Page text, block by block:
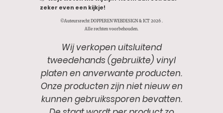
zeker even een kijkje!
©Auteursrecht DOPPEREN WEBDESIGN & ICT 2026 .
Alle rechten voorbehouden.
Wij verkopen uitsluitend
tweedehands (gebruikte) vinyl
platen en anverwante producten.
Onze producten zijn niet nieuw en
kunnen gebruikssporen bevatten.